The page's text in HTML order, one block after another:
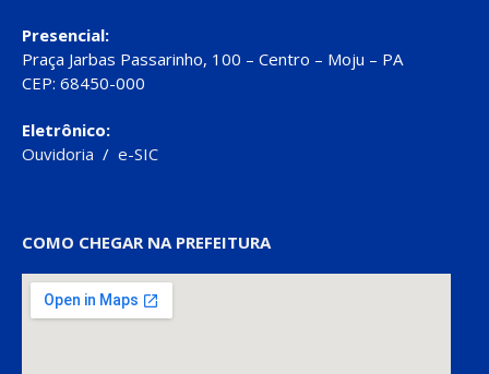
Presencial:
Praça Jarbas Passarinho, 100 – Centro – Moju – PA
CEP: 68450-000
Eletrônico:
Ouvidoria / e-SIC
COMO CHEGAR NA PREFEITURA